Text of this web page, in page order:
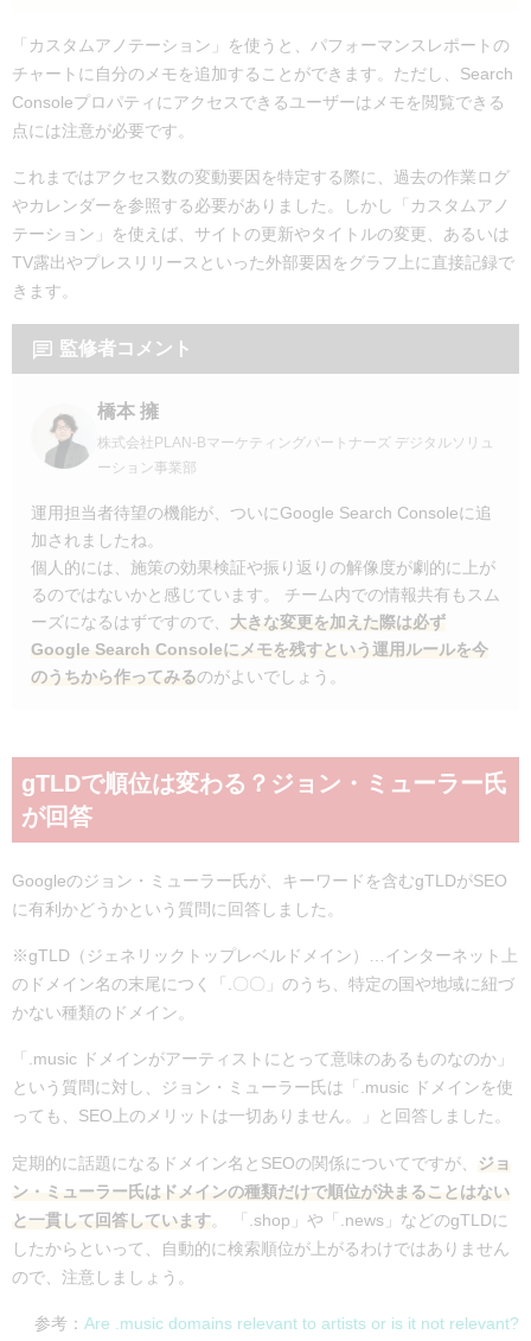
「カスタムアノテーション」を使うと、パフォーマンスレポートの
チャートに自分のメモを追加することができます。ただし、Search
Consoleプロパティにアクセスできるユーザーはメモを閲覧できる
点には注意が必要です。
これまではアクセス数の変動要因を特定する際に、過去の作業ログ
やカレンダーを参照する必要がありました。しかし「カスタムアノ
テーション」を使えば、サイトの更新やタイトルの変更、あるいは
TV露出やプレスリリースといった外部要因をグラフ上に直接記録で
きます。
監修者コメント
橋本 擁
株式会社PLAN-Bマーケティングパートナーズ デジタルソリュ
ーション事業部
運用担当者待望の機能が、ついにGoogle Search Consoleに追
加されましたね。
個人的には、施策の効果検証や振り返りの解像度が劇的に上が
るのではないかと感じています。 チーム内での情報共有もスム
ーズになるはずですので、 大きな変更を加えた際は必ず
Google Search Consoleにメモを残すという運用ルールを今
のうちから作ってみるのがよいでしょう。
gTLDで順位は変わる？ジョン・ミューラー氏
が回答
Googleのジョン・ミューラー氏が、キーワードを含むgTLDがSEO
に有利かどうかという質問に回答しました。
※gTLD（ジェネリックトップレベルドメイン）…インターネット上
のドメイン名の末尾につく「.〇〇」のうち、特定の国や地域に紐づ
かない種類のドメイン。
「.music ドメインがアーティストにとって意味のあるものなのか」
という質問に対し、ジョン・ミューラー氏は「.music ドメインを使
っても、SEO上のメリットは一切ありません。」と回答しました。
定期的に話題になるドメイン名とSEOの関係についてですが、
ジョ
ン・ミューラー氏はドメインの種類だけで順位が決まることはない
と一貫して回答しています。 「.shop」や「.news」などのgTLDに
したからといって、自動的に検索順位が上がるわけではありません
ので、注意しましょう。
参考： Are .music domains relevant to artists or is it not relevant?